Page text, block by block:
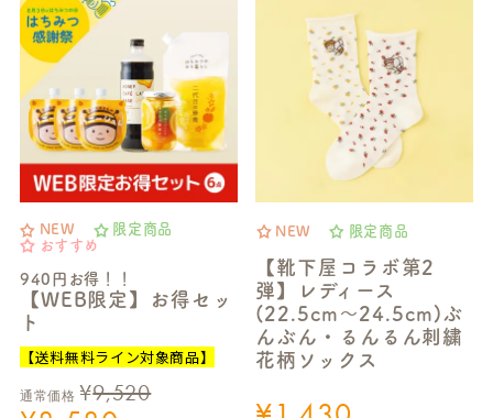
NEW
限定商品
おすすめ
940円お得！！
【WEB限定】お得セッ
ト
【送料無料ライン対象商品】
通常価格 ¥9,520
NEW 限定商品
【靴下屋コラボ第2
弾】レディース
(22.5cm～24.5cm)ぶ
んぶん・るんるん刺繍
花柄ソックス